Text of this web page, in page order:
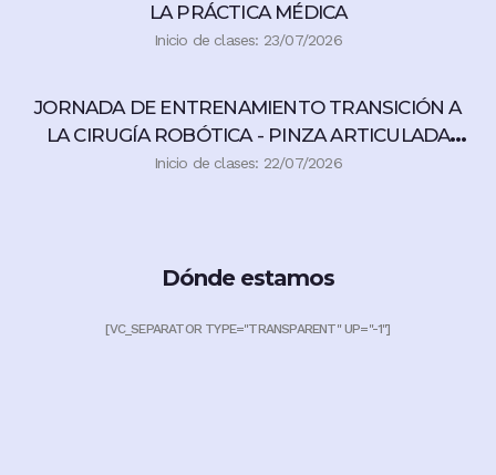
LA PRÁCTICA MÉDICA
Inicio de clases: 23/07/2026
JORNADA DE ENTRENAMIENTO TRANSICIÓN A
LA CIRUGÍA ROBÓTICA - PINZA ARTICULADA
360°
Inicio de clases: 22/07/2026
Dónde estamos
[VC_SEPARATOR TYPE="TRANSPARENT" UP="-1"]